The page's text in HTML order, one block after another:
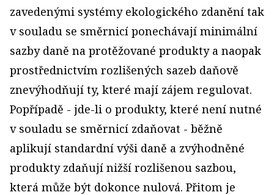
zavedenými systémy ekologického zdanění tak
v souladu se směrnicí ponechávají minimální
sazby daně na protěžované produkty a naopak
prostřednictvím rozlišených sazeb daňově
znevýhodňují ty, které mají zájem regulovat.
Popřípadě - jde-li o produkty, které není nutné
v souladu se směrnicí zdaňovat - běžně
aplikují standardní výši daně a zvýhodněné
produkty zdaňují nižší rozlišenou sazbou,
která může být dokonce nulová. Přitom je